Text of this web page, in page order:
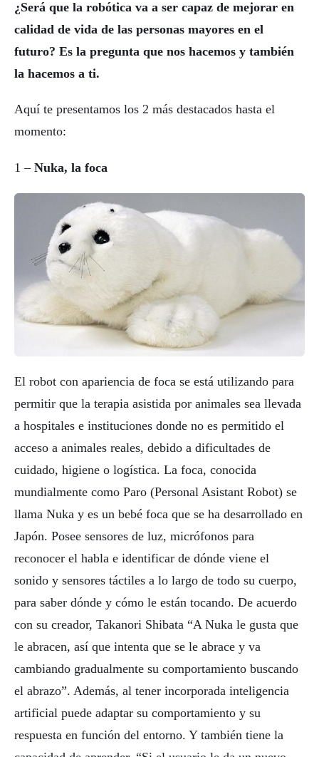
¿Será que la robótica va a ser capaz de mejorar en
calidad de vida de las personas mayores en el
futuro? Es la pregunta que nos hacemos y también
la hacemos a ti.
Aquí te presentamos los 2 más destacados hasta el
momento:
1 – Nuka, la foca
El robot con apariencia de foca se está utilizando para
permitir que la terapia asistida por animales sea llevada
a hospitales e instituciones donde no es permitido el
acceso a animales reales, debido a dificultades de
cuidado, higiene o logística. La foca, conocida
mundialmente como Paro (Personal Asistant Robot) se
llama Nuka y es un bebé foca que se ha desarrollado en
Japón. Posee sensores de luz, micrófonos para
reconocer el habla e identificar de dónde viene el
sonido y sensores táctiles a lo largo de todo su cuerpo,
para saber dónde y cómo le están tocando. De acuerdo
con su creador, Takanori Shibata “A Nuka le gusta que
le abracen, así que intenta que se le abrace y va
cambiando gradualmente su comportamiento buscando
el abrazo”. Además, al tener incorporada inteligencia
artificial puede adaptar su comportamiento y su
respuesta en función del entorno. Y también tiene la